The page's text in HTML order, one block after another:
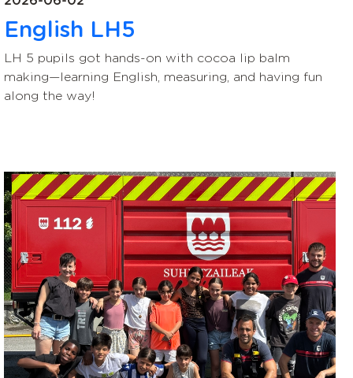
English LH5
LH 5 pupils got hands-on with cocoa lip balm
making—learning English, measuring, and having fun
along the way!